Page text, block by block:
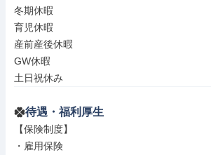
冬期休暇
育児休暇
産前産後休暇
GW休暇
土日祝休み
待遇・福利厚生
【保険制度】
・雇用保険